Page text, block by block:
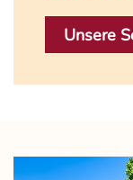
Unsere